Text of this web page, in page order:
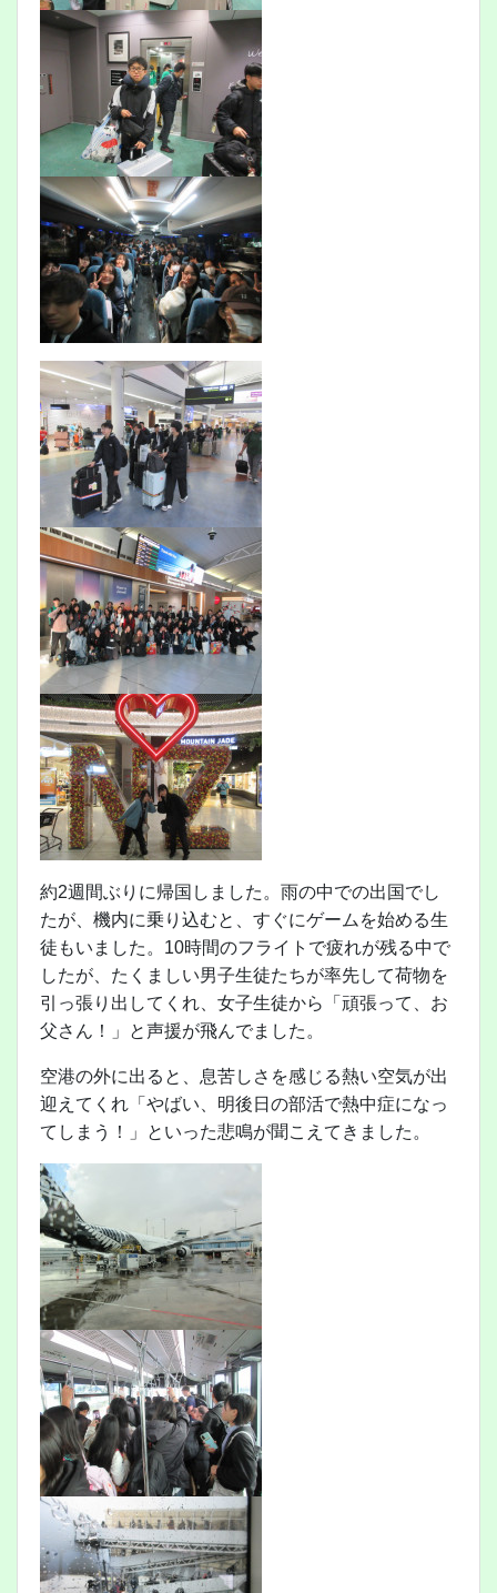
約2週間ぶりに帰国しました。雨の中での出国でし
たが、機内に乗り込むと、すぐにゲームを始める生
徒もいました。10時間のフライトで疲れが残る中で
したが、たくましい男子生徒たちが率先して荷物を
引っ張り出してくれ、女子生徒から「頑張って、お
父さん！」と声援が飛んでました。
空港の外に出ると、息苦しさを感じる熱い空気が出
迎えてくれ「やばい、明後日の部活で熱中症になっ
てしまう！」といった悲鳴が聞こえてきました。